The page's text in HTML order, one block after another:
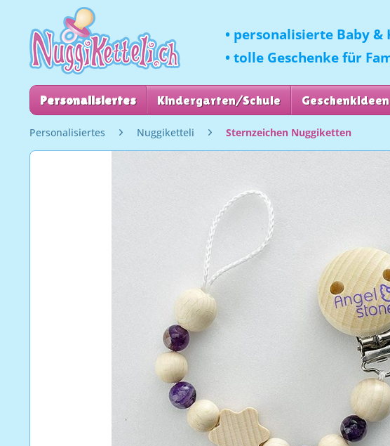
• personalisierte Baby
• tolle Geschenke für
Personalisiertes Kindergarten/Schule Geschenkideen
Personalisiertes Nuggiketteli Sternzeichen Nuggiketten